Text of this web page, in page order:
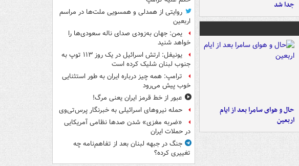
جدا شد
حال و هوای سامرا بعد از ایام
اربعین
روایتی از همدلی و همسویی ملت‌ها در مراسم
اربعین
یمن: جهان به‌زودی صدای ناله سعودی‌ها را
خواهد شنید
یونیفل: ارتش اسرائیل در یک روز ۱۱۳ توپ به
جنوب لبنان شلیک کرده است
ترامپ: همه چیز درباره ایران به طور استثنایی
خوب پیش می‌رود
عبور از خط قرمز ایران یعنی مرگ!
حمله نیروهای اسرائیلی به خبرنگار پرس‌تی‌وی
«ضربه مغزی» شدن صدها نظامی آمریکایی
در حملات ایران
جنگ در جبهه لبنان بعد از تفاهم‌نامه چه
تغییری کرده؟